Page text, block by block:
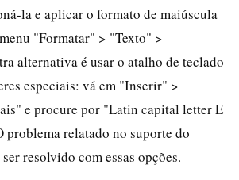
la e aplicar o formato de maiúscula
"Formatar" > "Texto" >
alternativa é usar o atalho de teclado
especiais: vá em "Inserir" >
e procure por "Latin capital letter E
relatado no suporte do
resolvido com essas opções.